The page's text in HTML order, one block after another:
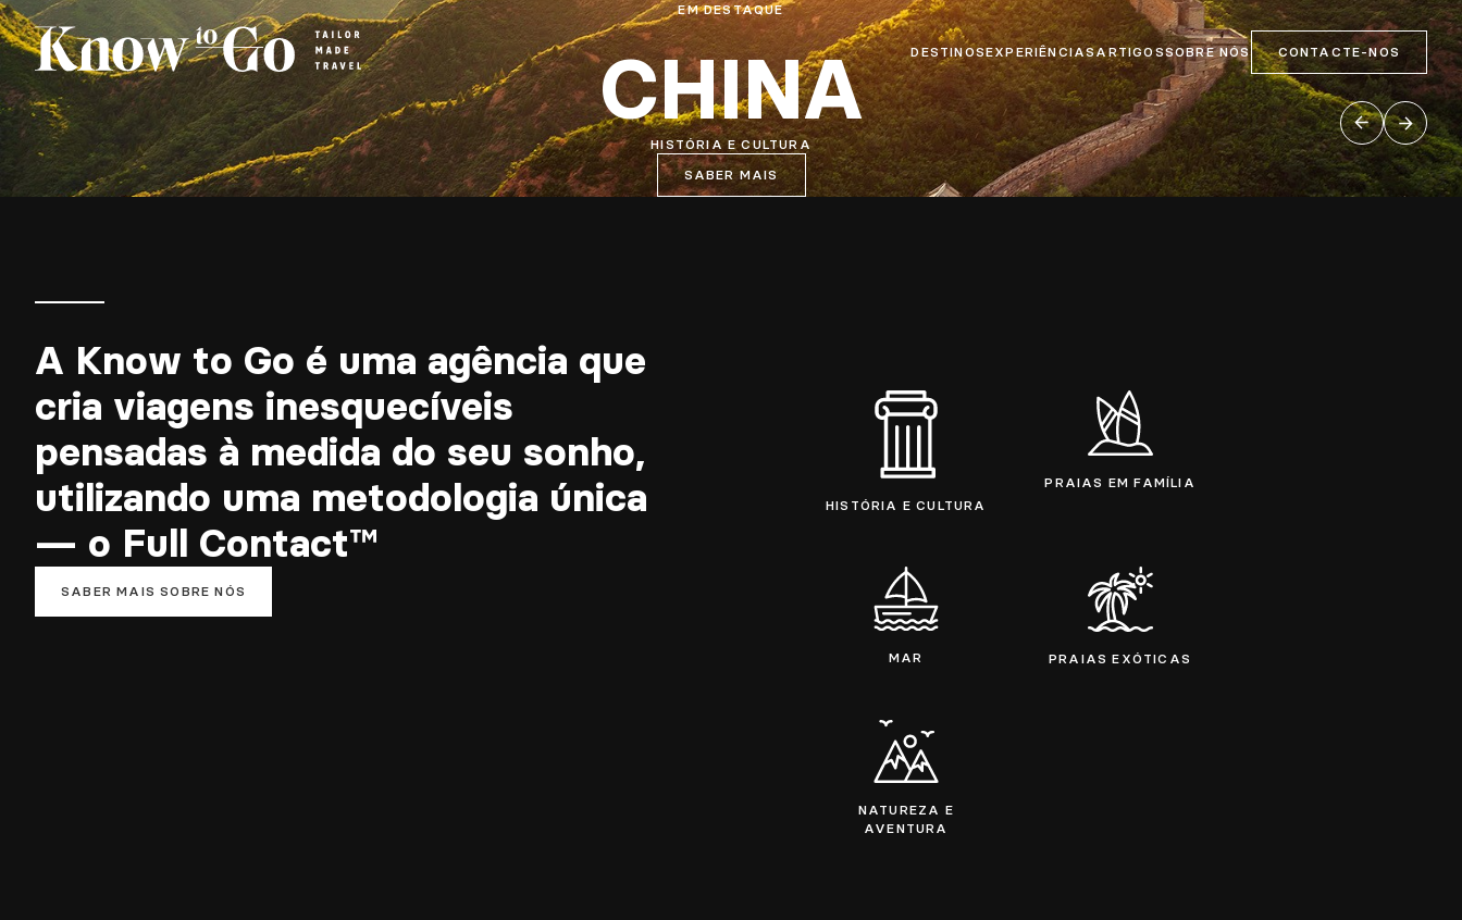
DESTINOSEXPERIÊNCIASARTIGOSSOBRE NÓS CONTACTE-NOS
EM DESTAQUE
CHINA
HISTÓRIA E CULTURA
SABER MAIS
A Know to Go é uma agência que
cria viagens inesquecíveis
pensadas à medida do seu sonho,
utilizando uma metodologia única
— o Full Contact™
SABER MAIS SOBRE NÓS
HISTÓRIA E CULTURA
PRAIAS EM FAMÍLIA
MAR PRAIAS EXÓTICAS
NATUREZA E
AVENTURA